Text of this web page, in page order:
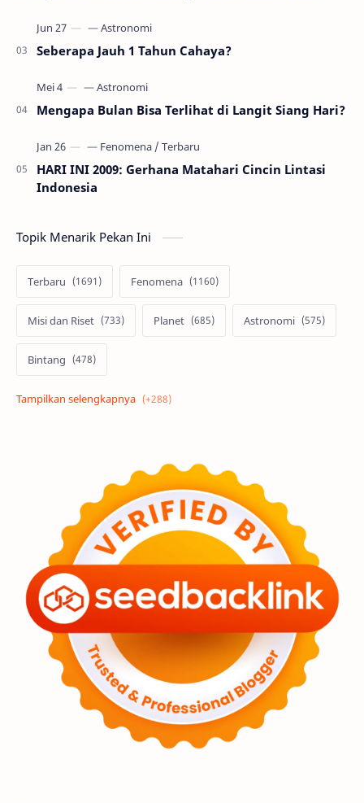
Seberapa Jauh 1 Tahun Cahaya?
Mengapa Bulan Bisa Terlihat di Langit Siang Hari?
HARI INI 2009: Gerhana Matahari Cincin Lintasi
Indonesia
Topik Menarik Pekan Ini
Terbaru Fenomena
Misi dan Riset Planet Astronomi
Bintang
Alam semesta Galaksi
Tata Surya Hype
Asteroid Observasi
Premium Komet Bulan
Penelitian Serba-serbi Satelit
Luar Angkasa Video Aurora
Supernova Nebula Sponsored
Featured Mars
GMT 2016